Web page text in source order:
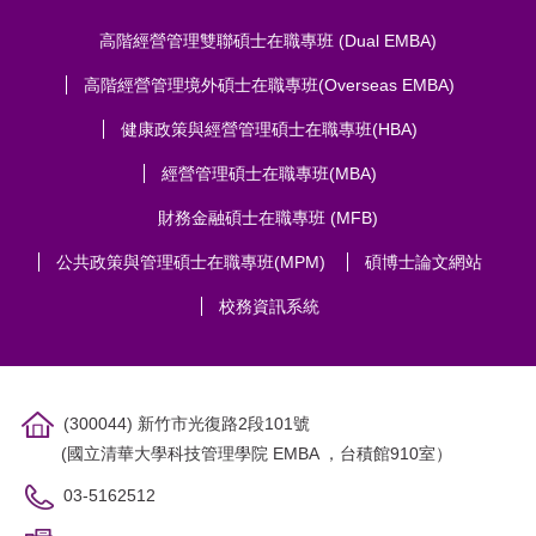
高階經營管理雙聯碩士在職專班 (Dual EMBA)
高階經營管理境外碩士在職專班(Overseas EMBA)
健康政策與經營管理碩士在職專班(HBA)
經營管理碩士在職專班(MBA)
財務金融碩士在職專班 (MFB)
公共政策與管理碩士在職專班(MPM) 碩博士論文網站
校務資訊系統
(300044) 新竹市光復路2段101號
(國立清華大學科技管理學院 EMBA ，台積館910室）
03-5162512